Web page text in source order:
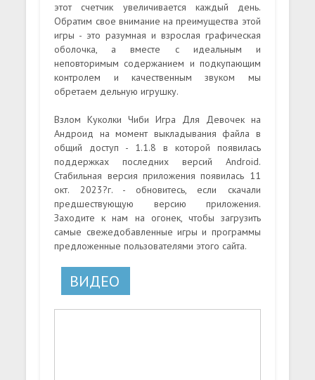
этот счетчик увеличивается каждый день.
Обратим свое внимание на преимущества этой
игры - это разумная и взрослая графическая
оболочка, а вместе с идеальным и
неповторимым содержанием и подкупающим
контролем и качественным звуком мы
обретаем дельную игрушку.
Взлом Куколки Чиби Игра Для Девочек на
Андроид на момент выкладывания файла в
общий доступ - 1.1.8 в которой появилась
поддержках последних версий Android.
Стабильная версия приложения появилась 11
окт. 2023?г. - обновитесь, если скачали
предшествующую версию приложения.
Заходите к нам на огонек, чтобы загрузить
самые свежедобавленные игры и программы
предложенные пользователями этого сайта.
ВИДЕО